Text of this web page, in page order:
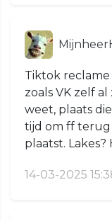
Tiktok
zoals VK zelf
weet, plaats
tijd om ff terug
plaatst. Lakes?
14-03-2025